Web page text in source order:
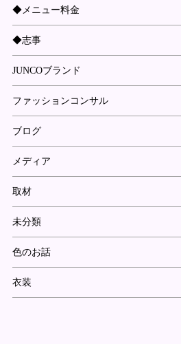
◆メニュー料金
◆志事
JUNCOブランド
ファッションコンサル
ブログ
メディア
取材
未分類
色のお話
衣装